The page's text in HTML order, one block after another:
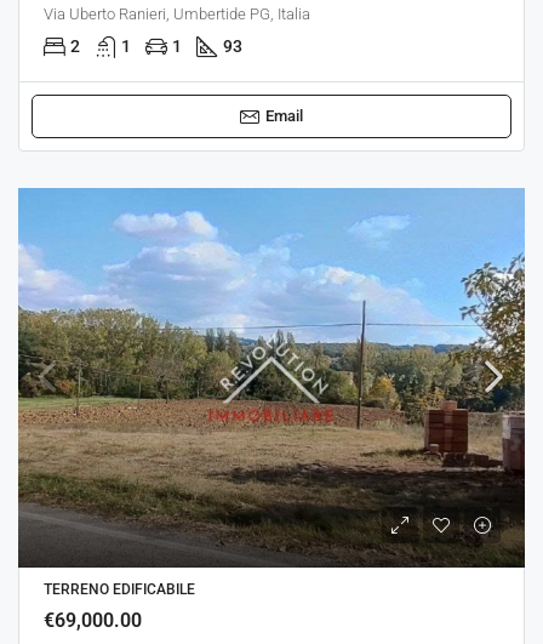
Via Uberto Ranieri, Umbertide PG, Italia
2 1 1 93
Email
TERRENO EDIFICABILE
€69,000.00